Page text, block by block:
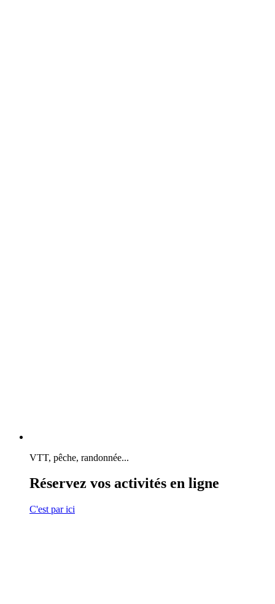
VTT, pêche, randonnée...
Réservez vos activités en ligne
C'est par ici